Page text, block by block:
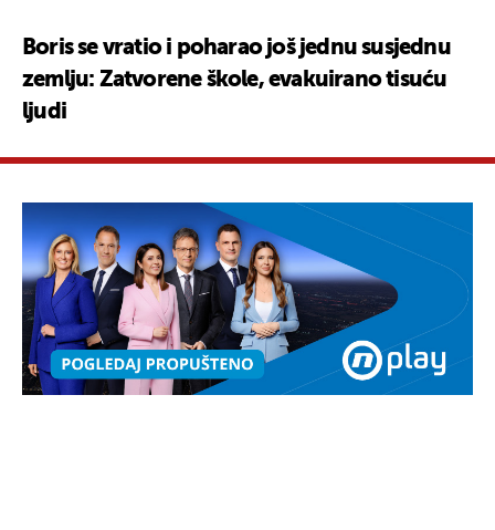
Boris se vratio i poharao još jednu susjednu
zemlju: Zatvorene škole, evakuirano tisuću
ljudi